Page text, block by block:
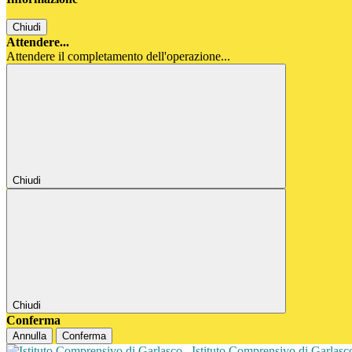
Chiudi
Attendere...
Attendere il completamento dell'operazione...
Chiudi
Chiudi
Conferma
Annulla Conferma